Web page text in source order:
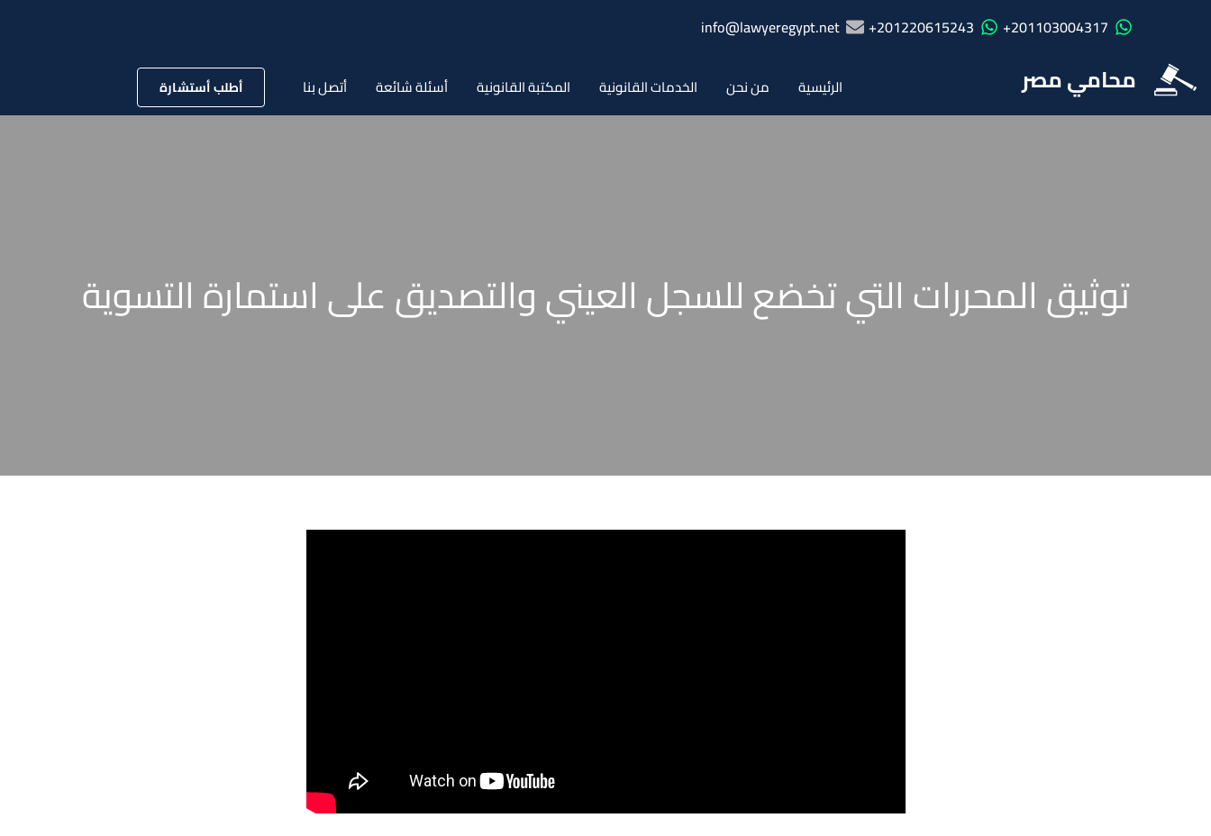
201103004317+
201220615243+
info@lawyeregypt.net
محامي مصر الرئيسية من نحن الخدمات القانونية المكتبة القانونية أسئلة شائعة أتصل بنا أطلب أستشارة
توثيق المحررات التي تخضع للسجل العيني والتصديق على استمارة التسوية